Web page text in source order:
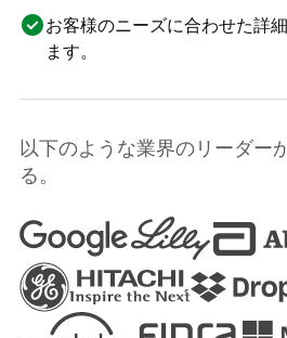
お客様のニーズに合わせた詳
ます。
以下のような業界のリーダー
る。